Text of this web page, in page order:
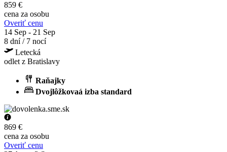
859 €
cena za osobu
Overiť cenu
14 Sep - 21 Sep
8 dní / 7 nocí
Letecká
odlet z Bratislavy
Raňajky
Dvojlôžkovaá izba standard
869 €
cena za osobu
Overiť cenu